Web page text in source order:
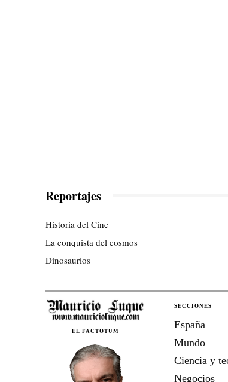
Reportajes
Historia del Cine
La conquista del cosmos
Dinosaurios
EL FACTOTUM
SECCIONES
España
Mundo
Ciencia y
Negocios